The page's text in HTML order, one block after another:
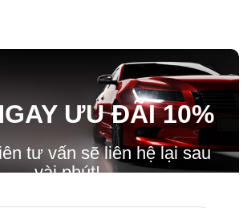
ƯU ĐÃI10%
tư vấn sẽ liên hệ lại sau
vài phút!